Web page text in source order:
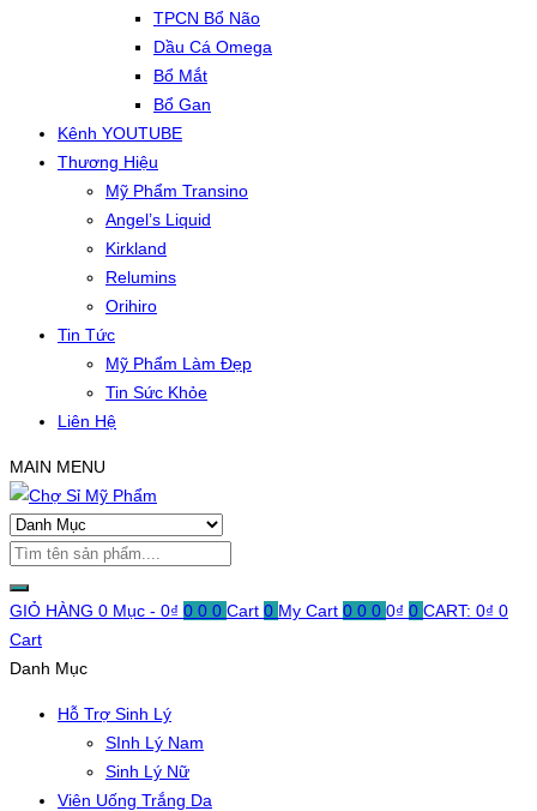
TPCN Bổ Não
Dầu Cá Omega
Bổ Mắt
Bổ Gan
Kênh YOUTUBE
Thương Hiệu
Mỹ Phẩm Transino
Angel’s Liquid
Kirkland
Relumins
Orihiro
Tin Tức
Mỹ Phẩm Làm Đẹp
Tin Sức Khỏe
Liên Hệ
MAIN MENU
GIỎ HÀNG 0 Mục - 0₫ 0 0 0 Cart 0 My Cart 0 0 0 0₫ 0 CART: 0₫ 0
Cart
Danh Mục
Hỗ Trợ Sinh Lý
SInh Lý Nam
Sinh Lý Nữ
Viên Uống Trắng Da